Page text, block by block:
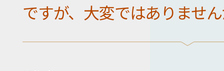
ですが、大変ではありませ